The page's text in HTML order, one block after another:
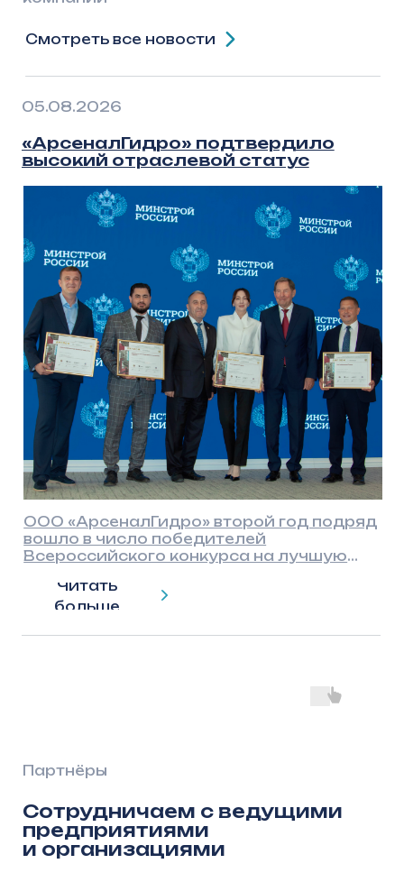
ИНН 1661064929
ОГРН
1201600004011
© 2026, ООО «АрсеналГидро»
Пользовательское соглашение
Политика конфиденциальности
Проектировщикам
Заказчикам и партнёрам
Сооружения
О компании
Контакты
Вакансии
Пресс-центр
Документация
info@arsenalgidro.ru
8 (800) 550–55–90